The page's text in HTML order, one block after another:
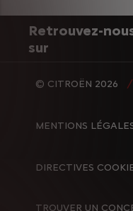
Retrouvez-
sur
© CITROËN 2026
MENTIONS
DIRECTIVES
TROUVER UN